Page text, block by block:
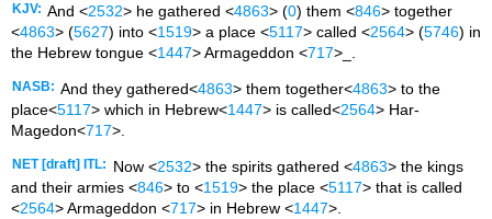
KJV: And <2532> he gathered <4863> (0) them <846> together
<4863> (5627) into <1519> a place <5117> called <2564> (5746) in
the Hebrew tongue <1447> Armageddon <717>_.
NASB: And they gathered<4863> them together<4863> to the
place<5117> which in Hebrew<1447> is called<2564> Har-
Magedon<717>.
NET [draft] ITL: Now <2532> the spirits gathered <4863> the kings
and their armies <846> to <1519> the place <5117> that is called
<2564> Armageddon <717> in Hebrew <1447>.